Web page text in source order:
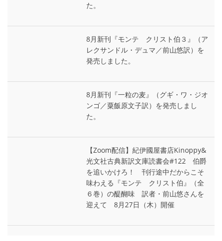
た。
8月新刊『モンテ゠クリスト伯３』（ア
レクサンドル・デュマ／前山悠訳）を
発売しました。
8月新刊『一粒の麦』（グギ・ワ・ジオ
ンゴ／粟飯原文子訳）を発売しまし
た。
【Zoom配信】紀伊國屋書店Kinoppy&
光文社古典新訳文庫読書会#122 伯爵
を追いかけろ！ 刊行途中だからこそ
味わえる『モンテ゠クリスト伯』（全
６巻）の醍醐味 訳者・前山悠さんを
迎えて 8月27日（木）開催